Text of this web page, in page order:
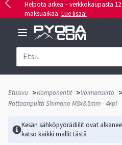
Helpota arkea – verkkokaupasta
maksuaikaa. Lue lisää!
Etusivu >Komponentit >Voimansiirto >
Rattaanpultti Shimano M8x8.5mm - 4kpl
Kesän sähköpyörädiilit ovat
katso kaikki mallittästä